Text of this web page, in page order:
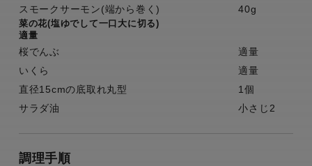
スモークサーモン(端から巻く)
40g
菜の花(塩ゆでして一口大に切る)
適量
桜でんぶ
適量
いくら
適量
直径15cmの底取れ丸型
1個
サラダ油
小さじ2
調理手順